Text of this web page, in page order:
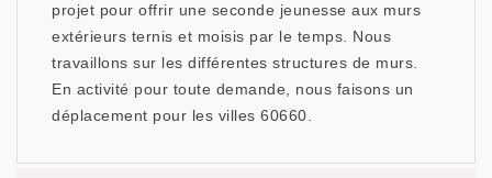
projet pour offrir une seconde jeunesse aux murs
extérieurs ternis et moisis par le temps. Nous
travaillons sur les différentes structures de murs.
En activité pour toute demande, nous faisons un
déplacement pour les villes 60660.